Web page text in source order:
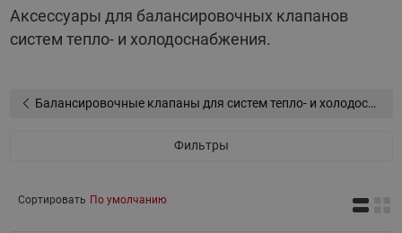
Аксессуары для балансировочных клапанов
систем тепло- и холодоснабжения.
Балансировочные клапаны для систем тепло- и холодоснабжения
Фильтры
Сортировать По умолчанию